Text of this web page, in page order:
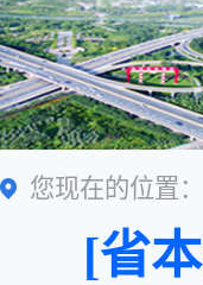
您现在的位置：
[省